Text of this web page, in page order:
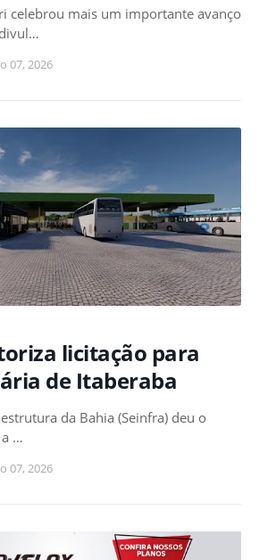
celebrou mais um importante avanço
07, 2026
licitação para
de Itaberaba
da Bahia (Seinfra) deu o
…
07, 2026